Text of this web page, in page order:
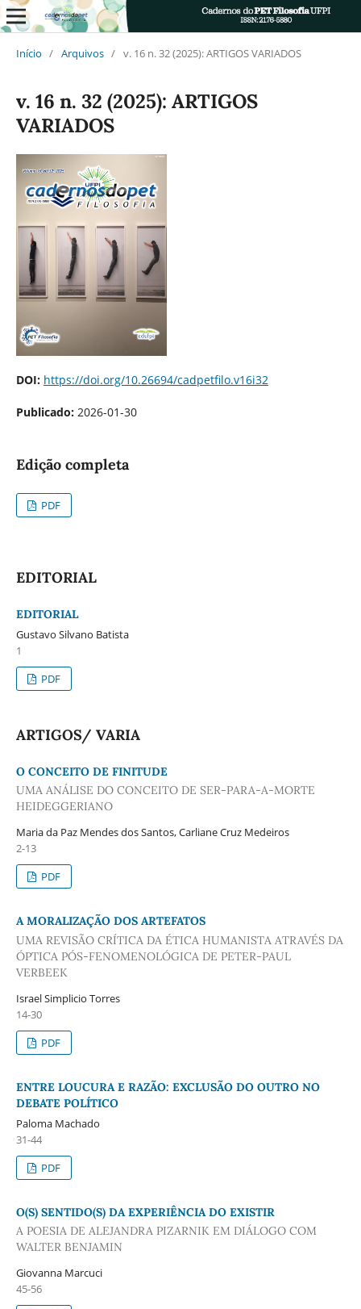
Início / Arquivos / v. 16 n. 32 (2025): ARTIGOS VARIADOS
v. 16 n. 32 (2025): ARTIGOS
VARIADOS
DOI: https://doi.org/10.26694/cadpetfilo.v16i32
Publicado: 2026-01-30
Edição completa
PDF
EDITORIAL
EDITORIAL
Gustavo Silvano Batista
1
PDF
ARTIGOS/ VARIA
O CONCEITO DE FINITUDE
UMA ANÁLISE DO CONCEITO DE SER-PARA-A-MORTE
HEIDEGGERIANO
Maria da Paz Mendes dos Santos, Carliane Cruz Medeiros
2-13
PDF
A MORALIZAÇÃO DOS ARTEFATOS
UMA REVISÃO CRÍTICA DA ÉTICA HUMANISTA ATRAVÉS DA
ÓPTICA PÓS-FENOMENOLÓGICA DE PETER-PAUL
VERBEEK
Israel Simplicio Torres
14-30
PDF
ENTRE LOUCURA E RAZÃO: EXCLUSÃO DO OUTRO NO
DEBATE POLÍTICO
Paloma Machado
31-44
PDF
O(S) SENTIDO(S) DA EXPERIÊNCIA DO EXISTIR
A POESIA DE ALEJANDRA PIZARNIK EM DIÁLOGO COM
WALTER BENJAMIN
Giovanna Marcuci
45-56